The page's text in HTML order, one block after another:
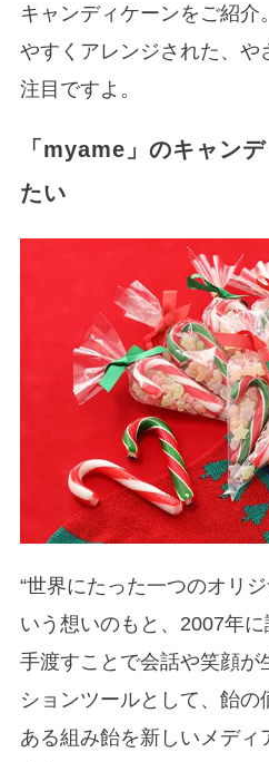
キャンディケーンをご紹介
やすくアレンジされた、や
注目ですよ。
「myame」のキャン
たい
“世界にたった一つのオリ
いう想いのもと、2007年に
手渡すことで会話や笑顔が
ションツールとして、飴の
ある組み飴を新しいメディ